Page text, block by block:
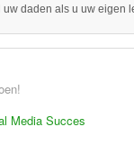
daden als u uw eigen